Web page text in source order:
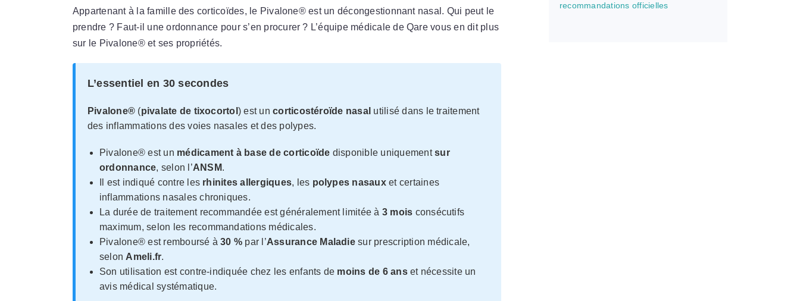
Appartenant à la famille des corticoïdes, le Pivalone® est un décongestionnant nasal. Qui peut le
prendre ? Faut-il une ordonnance pour s’en procurer ? L’équipe médicale de Qare vous en dit plus
sur le Pivalone® et ses propriétés.
L’essentiel en 30 secondes
Pivalone® (pivalate de tixocortol ) est uncorticostéroïde nasal utilisé dans le traitement
des inflammations des voies nasales et des polypes.
Pivalone® est un médicament à base de corticoïde disponible uniquementsur
ordonnance, selon l’ANSM.
Il est indiqué contre les rhinites allergiques, les polypes nasauxet certaines
inflammations nasales chroniques.
La durée de traitement recommandée est généralement limitée à 3 mois consécutifs
maximum, selon les recommandations médicales.
Pivalone® est remboursé à30 % par l’Assurance Maladiesur prescription médicale,
selon Ameli.fr.
Son utilisation est contre-indiquée chez les enfants de moins de 6 anset nécessite un
avis médical systématique.
recommandations officielles